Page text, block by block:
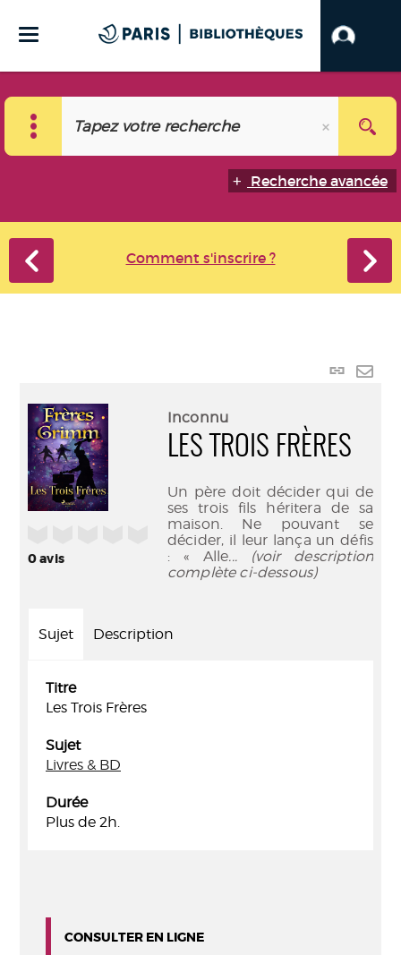
Recherche avancée
Comment s'inscrire ?
Lien
0avis
Inconnu
LES TROIS FRÈRES
Un père doit décider qui de
ses trois fils héritera de sa
maison. Ne pouvant se
décider, il leur lança un défis
: « Alle... (voir description
complète ci-dessous)
Sujet Description
Titre
Les Trois Frères
Sujet
Livres & BD
Durée
Plus de 2h.
CONSULTER EN LIGNE